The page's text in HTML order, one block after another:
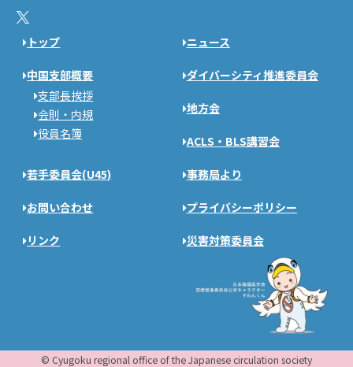
トップ ニュース
中国支部概要
支部長挨拶
会則・内規
役員名簿
ダイバーシティ推進委員会
地方会
ACLS・BLS講習会
若手委員会(U45) 事務局より
お問い合わせ プライバシーポリシー
リンク 災害対策委員会
© Cyugoku regional office of the Japanese circulation society